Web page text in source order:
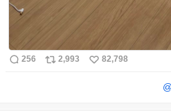
256 2,993 82,798
@